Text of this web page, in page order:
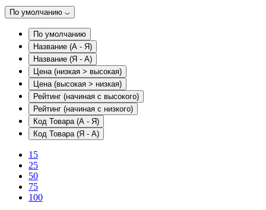
По умолчанию
По умолчанию
Название (А - Я)
Название (Я - А)
Цена (низкая > высокая)
Цена (высокая > низкая)
Рейтинг (начиная с высокого)
Рейтинг (начиная с низкого)
Код Товара (А - Я)
Код Товара (Я - А)
15
25
50
75
100